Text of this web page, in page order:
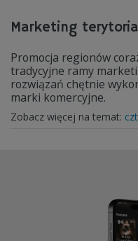
Marketing
Promocja regionów
tradycyjne ramy
rozwiązań chętnie
marki komercyjne.
Zobacz więcej na temat: